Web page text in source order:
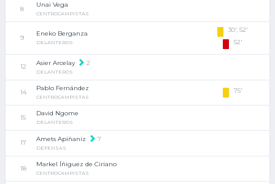
8
Unai Vega
CENTROCAMPISTAS
9
Eneko Berganza
DELANTEROS
30', 52'
52'
12 Asier Arcelay 2
DELANTEROS
14
Pablo Fernández
CENTROCAMPISTAS
75'
15
David Ngome
DELANTEROS
17 Amets Apiñaniz 7
DEFENSAS
18
Markel Íñiguez de Ciriano
CENTROCAMPISTAS